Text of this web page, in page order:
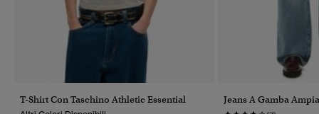
T-Shirt Con Taschino Athletic Essential Jeans A Gamba